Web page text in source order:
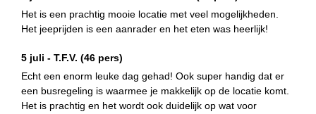
Het is een prachtig mooie locatie met veel mogelijkheden.
Het jeeprijden is een aanrader en het eten was heerlijk!
5 juli - T.F.V. (46 pers)
Echt een enorm leuke dag gehad! Ook super handig dat er
een busregeling is waarmee je makkelijk op de locatie komt.
Het is prachtig en het wordt ook duidelijk op wat voor